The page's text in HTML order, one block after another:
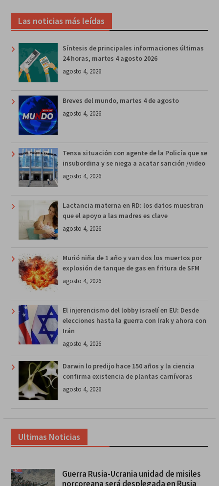
Las noticias más leídas
Síntesis de principales informaciones últimas
24 horas, martes 4 agosto 2026
agosto 4, 2026
Breves del mundo, martes 4 de agosto
agosto 4, 2026
Tensa situación con agente de la Policía que se
insubordina y se niega a acatar sanción /video
agosto 4, 2026
Lactancia materna en RD: los datos muestran
que el apoyo a las madres es clave
agosto 4, 2026
Murió niña de 1 año y van dos los muertos por
explosión de tanque de gas en fritura de SFM
agosto 4, 2026
El injerencismo del lobby israelí en EU: Desde
elecciones hasta la guerra con Irak y ahora con
Irán
agosto 4, 2026
Darwin lo predijo hace 150 años y la ciencia
confirma existencia de plantas carnívoras
agosto 4, 2026
Ultimas Noticias
Guerra Rusia-Ucrania unidad de misiles
norcoreana será desplegada en Rusia